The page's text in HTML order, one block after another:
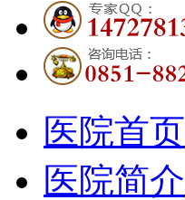
医院首页
医院简介